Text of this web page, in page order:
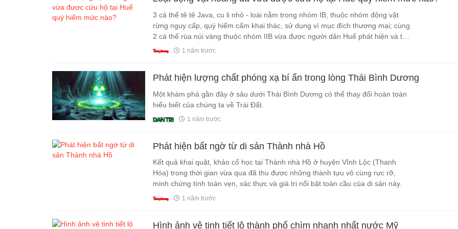
3 cá thể tê tê Java, cu li nhỏ - loài nằm trong nhóm IB, thuộc nhóm động vật
rừng nguy cấp, quý hiếm cấm khai thác, sử dụng vì mục đích thương mại; cùng
2 cá thể rùa núi vàng thuộc nhóm IIB vừa được người dân Huế phát hiện và tự
nguyện bàn giao cho lực lượng kiểm lâm.
1 năm trước
Phát hiện lượng chất phóng xạ bí ẩn trong lòng Thái Bình Dương
Một khám phá gần đây ở sâu dưới Thái Bình Dương có thể thay đổi hoàn toàn
hiểu biết của chúng ta về Trái Đất.
1 năm trước
Phát hiện bất ngờ từ di sản Thành nhà Hồ
Kết quả khai quật, khảo cổ học tại Thành nhà Hồ ở huyện Vĩnh Lộc (Thanh
Hóa) trong thời gian vừa qua đã thu được những thành tựu vô cùng rực rỡ,
minh chứng tính toàn vẹn, xác thực và giá trị nổi bật toàn cầu của di sản này.
1 năm trước
Hình ảnh vệ tinh tiết lộ thành phố chìm nhanh nhất nước Mỹ